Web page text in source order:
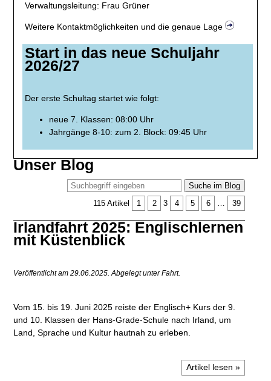
Verwaltungsleitung: Frau Grüner
Weitere Kontaktmöglichkeiten und die genaue Lage
Start in das neue Schuljahr
2026/27
Der erste Schultag startet wie folgt:
neue 7. Klassen: 08:00 Uhr
Jahrgänge 8-10: zum 2. Block: 09:45 Uhr
Unser Blog
Suche im Blog
115 Artikel
1 2 3 4 5 6 39
Irlandfahrt 2025: Englischlernen
mit Küstenblick
Veröffentlicht am 29.06.2025. Abgelegt unter Fahrt.
Vom 15. bis 19. Juni 2025 reiste der Englisch+ Kurs der 9.
und 10. Klassen der Hans-Grade-Schule nach Irland, um
Land, Sprache und Kultur hautnah zu erleben.
Artikel lesen »